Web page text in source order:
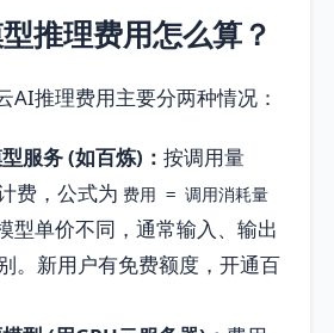
推理费用怎么算？
AI推理费用主要分两种情况：
服务 (如百炼)： 按调用量
费，公式为 费用 = 调用消耗量
型单价不同，通常输入、输出
。新用户有免费额度，开通百